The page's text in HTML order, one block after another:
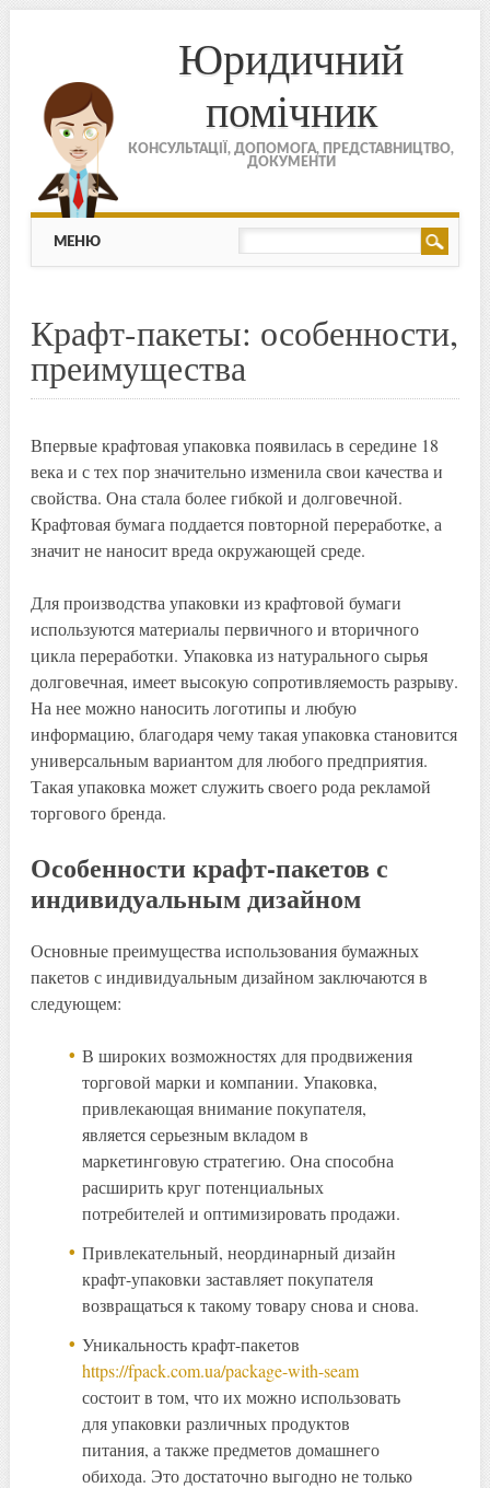
Юридичний
помічник
КОНСУЛЬТАЦІЇ, ДОПОМОГА, ПРЕДСТАВНИЦТВО,
ДОКУМЕНТИ
МЕНЮ
Skip to content
МЕНЮ
Крафт-пакеты: особенности,
преимущества
Впервые крафтовая упаковка появилась в середине 18
века и с тех пор значительно изменила свои качества и
свойства. Она стала более гибкой и долговечной.
Крафтовая бумага поддается повторной переработке, а
значит не наносит вреда окружающей среде.
Для производства упаковки из крафтовой бумаги
используются материалы первичного и вторичного
цикла переработки. Упаковка из натурального сырья
долговечная, имеет высокую сопротивляемость разрыву.
На нее можно наносить логотипы и любую
информацию, благодаря чему такая упаковка становится
универсальным вариантом для любого предприятия.
Такая упаковка может служить своего рода рекламой
торгового бренда.
Особенности крафт-пакетов с
индивидуальным дизайном
Основные преимущества использования бумажных
пакетов с индивидуальным дизайном заключаются в
следующем:
В широких возможностях для продвижения
торговой марки и компании. Упаковка,
привлекающая внимание покупателя,
является серьезным вкладом в
маркетинговую стратегию. Она способна
расширить круг потенциальных
потребителей и оптимизировать продажи.
Привлекательный, неординарный дизайн
крафт-упаковки заставляет покупателя
возвращаться к такому товару снова и снова.
Уникальность крафт-пакетов
https://fpack.com.ua/package-with-seam
состоит в том, что их можно использовать
для упаковки различных продуктов
питания, а также предметов домашнего
обихода. Это достаточно выгодно не только